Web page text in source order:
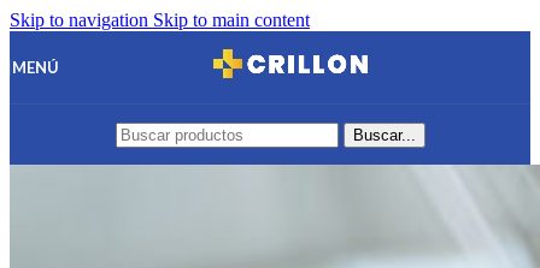
Skip to navigation Skip to main content
MENÚ
Buscar...